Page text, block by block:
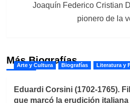
Joaquín Federico Cristian
pionero de la
Más Biografías
Arte y Cultura Biografías Literatura y
Eduardi Corsini (1702-1765).
que marcó la erudición italiana